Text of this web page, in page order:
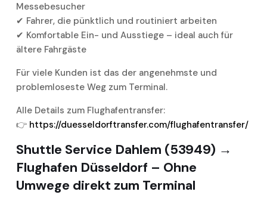
Messebesucher
✔ Fahrer, die pünktlich und routiniert arbeiten
✔ Komfortable Ein- und Ausstiege – ideal auch für
ältere Fahrgäste
Für viele Kunden ist das der angenehmste und
problemloseste Weg zum Terminal.
Alle Details zum Flughafentransfer:
👉 https://duesseldorftransfer.com/flughafentransfer/
Shuttle Service Dahlem (53949) →
Flughafen Düsseldorf – Ohne
Umwege direkt zum Terminal